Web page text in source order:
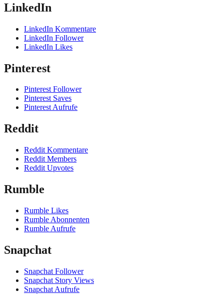
LinkedIn
LinkedIn Kommentare
LinkedIn Follower
LinkedIn Likes
Pinterest
Pinterest Follower
Pinterest Saves
Pinterest Aufrufe
Reddit
Reddit Kommentare
Reddit Members
Reddit Upvotes
Rumble
Rumble Likes
Rumble Abonnenten
Rumble Aufrufe
Snapchat
Snapchat Follower
Snapchat Story Views
Snapchat Aufrufe